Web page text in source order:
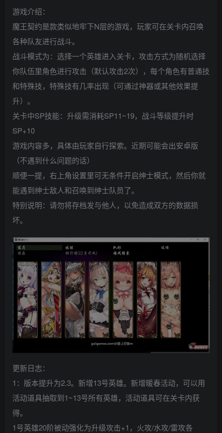
游戏介绍：
魔王契约是款类似地牢下N层的游戏，玩家可在关卡内召唤
各种队友进行战斗。
战斗模式为：选择一个英雄进入关卡，攻击方式为随机选择
你队伍里角色进行攻击（默认攻击2次），每个角色有普通技
和特殊技，特殊技有几率出现（可通过神器或其他效果提
升）。
关卡中SP技能：升级需消耗SP11~19，战斗等级提升时
SP+10
游戏内容多，具体由玩家自行探索。近期可能会出安卓版
（不遇到什么问题的话）
顺便一提，右上角设置里可无条件开启绅士模式，然后你就
能遇到绅士敌人和召唤到绅士队员了。
特别说明：请勿将存档发与他人，以免造成双方的数据损
坏。
更新日志：
1：版本提升为2.3。新增13号英雄。新增暖春活动，可以用
活动道具抽取到1~13号所有英雄，活动道具可在关卡内获
得。
1号英雄20阶被动强化为升级攻击+1，火攻/水攻/雷攻各